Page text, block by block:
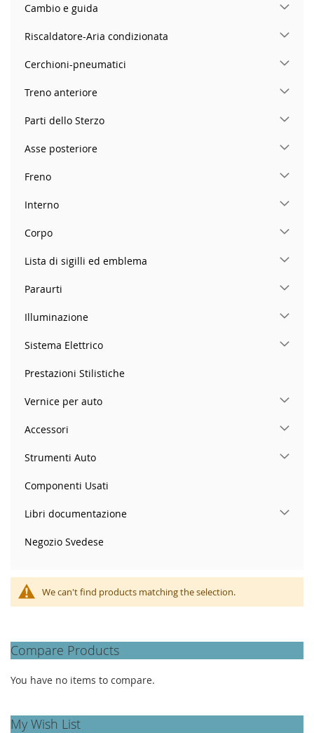
We can't find products matching the selection.
Cambio e guida
Riscaldatore-Aria condizionata
Cerchioni-pneumatici
Treno anteriore
Parti dello Sterzo
Asse posteriore
Freno
Interno
Corpo
Lista di sigilli ed emblema
Paraurti
Illuminazione
Sistema Elettrico
Prestazioni Stilistiche
Vernice per auto
Accessori
Strumenti Auto
Componenti Usati
Libri documentazione
Negozio Svedese
Compare Products
You have no items to compare.
My Wish List